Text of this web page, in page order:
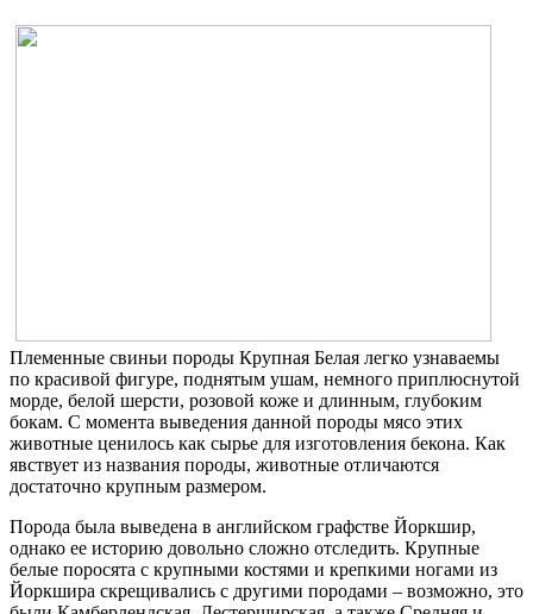
Племенные свиньи породы Крупная Белая легко узнаваемы
по красивой фигуре, поднятым ушам, немного приплюснутой
морде, белой шерсти, розовой коже и длинным, глубоким
бокам. С момента выведения данной породы мясо этих
животные ценилось как сырье для изготовления бекона. Как
явствует из названия породы, животные отличаются
достаточно крупным размером.
Порода была выведена в английском графстве Йоркшир,
однако ее историю довольно сложно отследить. Крупные
белые поросята с крупными костями и крепкими ногами из
Йоркшира скрещивались с другими породами – возможно, это